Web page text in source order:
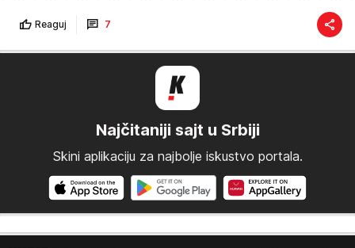
Reaguj 7
Najčitaniji sajt u Srbiji
Skini aplikaciju za najbolje iskustvo portala.